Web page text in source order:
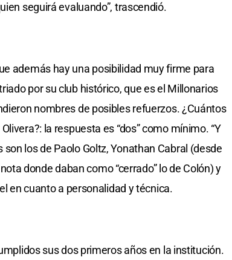
seguirá evaluando”, trascendió.
además hay una posibilidad muy firme para
por su club histórico, que es el Millonarios
nombres de posibles refuerzos. ¿Cuántos
la respuesta es “dos” como mínimo. “Y
los de Paolo Goltz, Yonathan Cabral (desde
donde daban como “cerrado” lo de Colón) y
en cuanto a personalidad y técnica.
sus dos primeros años en la institución.